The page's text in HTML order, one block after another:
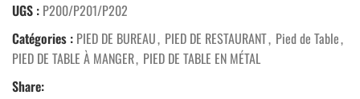
UGS : P200/P201/P202
Catégories : PIED DE BUREAU, PIED DE RESTAURANT, Pied de Table,
PIED DE TABLE À MANGER, PIED DE TABLE EN MÉTAL
Share: